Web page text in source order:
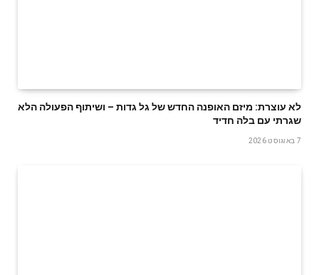
לא עוצרת: מיזם האופנה החדש של גל גדות – ושיתוף הפעולה הלא
שגרתי עם בלה חדיד
7 באוגוסט 2026